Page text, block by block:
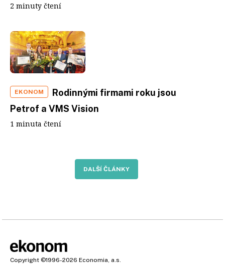
2 minuty čtení
EKONOM
Rodinnými firmami roku jsou
Petrof a VMS Vision
1 minuta čtení
DALŠÍ ČLÁNKY
Copyright ©1996-2026 Economia, a.s.